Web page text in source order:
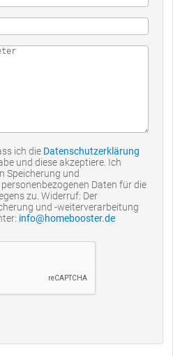
ich die Datenschutzerklärung
und diese akzeptiere. Ich
Speicherung und
Daten für die
zu. Widerruf: Der
und -weiterverarbeitung
info@homebooster.de